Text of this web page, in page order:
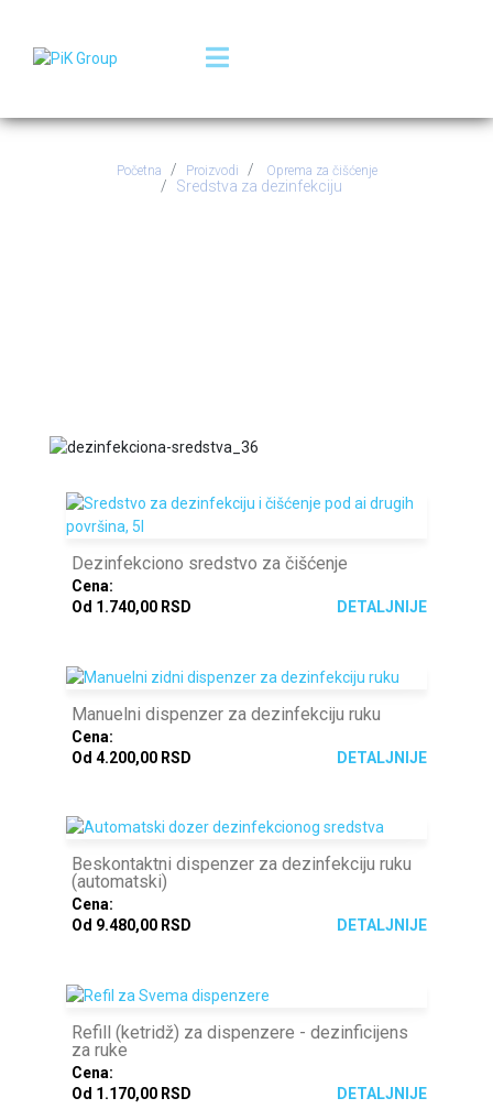
Početna Proizvodi Oprema za čišćenje
Sredstva za dezinfekciju
Dezinfekciono sredstvo za čišćenje
Cena:
Od 1.740,00 RSD
DETALJNIJE
Manuelni dispenzer za dezinfekciju ruku
Cena:
Od 4.200,00 RSD
DETALJNIJE
Beskontaktni dispenzer za dezinfekciju ruku
(automatski)
Cena:
Od 9.480,00 RSD
DETALJNIJE
Refill (ketridž) za dispenzere - dezinficijens
za ruke
Cena:
Od 1.170,00 RSD
DETALJNIJE